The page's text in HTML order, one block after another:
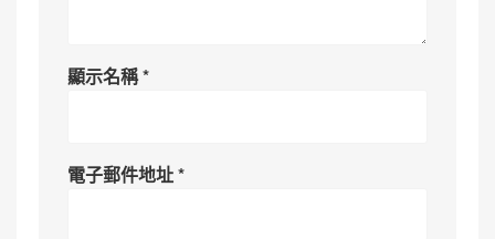
顯示名稱*
電子郵件地址*